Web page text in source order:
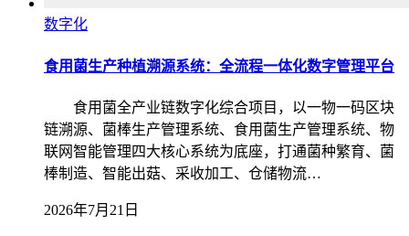
数字化
食用菌生产种植溯源系统：全流程一体化数字管理平台
食用菌全产业链数字化综合项目，以一物一码区块
链溯源、菌棒生产管理系统、食用菌生产管理系统、物
联网智能管理四大核心系统为底座，打通菌种繁育、菌
棒制造、智能出菇、采收加工、仓储物流…
2026年7月21日